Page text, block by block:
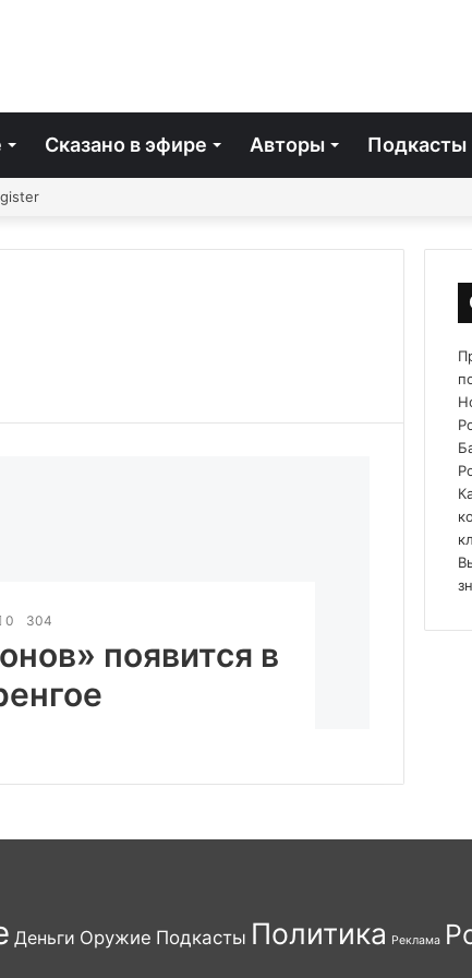
Сказано в эфире Авторы Подкасты
0 304
появится в
Деньги Оружие Подкасты Политика Реклама